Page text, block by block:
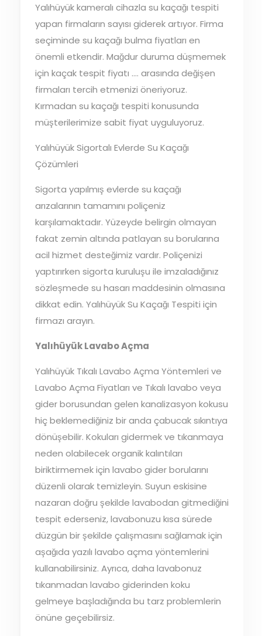
Yalıhüyük kameralı cihazla su kaçağı tespiti
yapan firmaların sayısı giderek artıyor. Firma
seçiminde su kaçağı bulma fiyatları en
önemli etkendir. Mağdur duruma düşmemek
için kaçak tespit fiyatı …. arasında değişen
firmaları tercih etmenizi öneriyoruz.
Kırmadan su kaçağı tespiti konusunda
müşterilerimize sabit fiyat uyguluyoruz.
Yalıhüyük Sigortalı Evlerde Su Kaçağı
Çözümleri
Sigorta yapılmış evlerde su kaçağı
arızalarının tamamını poliçeniz
karşılamaktadır. Yüzeyde belirgin olmayan
fakat zemin altında patlayan su borularına
acil hizmet desteğimiz vardır. Poliçenizi
yaptırırken sigorta kuruluşu ile imzaladığınız
sözleşmede su hasarı maddesinin olmasına
dikkat edin. Yalıhüyük Su Kaçağı Tespiti için
firmazı arayın.
Yalıhüyük Lavabo Açma
Yalıhüyük Tıkalı Lavabo Açma Yöntemleri ve
Lavabo Açma Fiyatları ve Tıkalı lavabo veya
gider borusundan gelen kanalizasyon kokusu
hiç beklemediğiniz bir anda çabucak sıkıntıya
dönüşebilir. Kokuları gidermek ve tıkanmaya
neden olabilecek organik kalıntıları
biriktirmemek için lavabo gider borularını
düzenli olarak temizleyin. Suyun eskisine
nazaran doğru şekilde lavabodan gitmediğini
tespit ederseniz, lavabonuzu kısa sürede
düzgün bir şekilde çalışmasını sağlamak için
aşağıda yazılı lavabo açma yöntemlerini
kullanabilirsiniz. Ayrıca, daha lavabonuz
tıkanmadan lavabo giderinden koku
gelmeye başladığında bu tarz problemlerin
önüne geçebilirsiz.